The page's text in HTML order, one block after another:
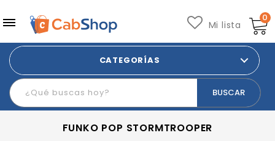
0
Mi lista
CATEGORÍAS
FUNKO POP STORMTROOPER